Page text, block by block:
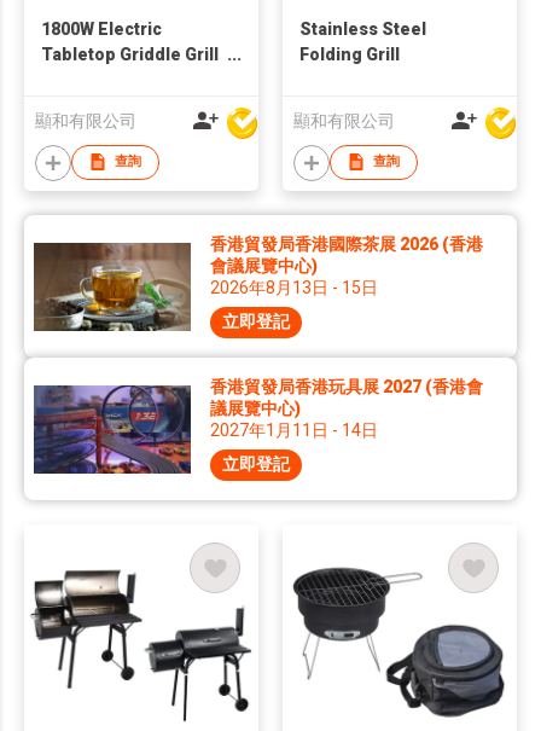
1800W Electric
Tabletop Griddle Grill
顯和有限公司
查詢
Stainless Steel
Folding Grill
顯和有限公司
查詢
香港貿發局香港國際茶展 2026 (香港
會議展覽中心)
2026年8月13日 - 15日
立即登記
香港貿發局香港玩具展 2027 (香港會
議展覽中心)
2027年1月11日 - 14日
立即登記